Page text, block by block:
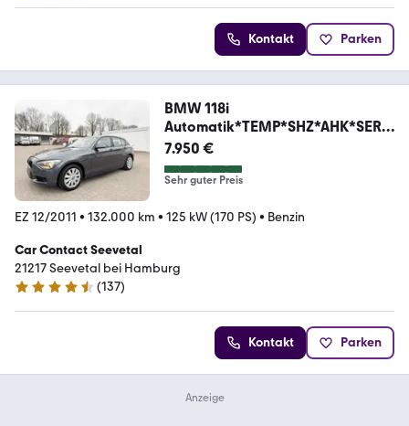
Kontakt Parken
BMW 118i
Automatik*TEMP*SHZ*AHK*SERV
ICE NEU*
7.950 €
Sehr guter Preis
EZ 12/2011 • 132.000 km • 125 kW (170 PS) • Benzin
Car Contact Seevetal
21217 Seevetal bei Hamburg
4.5 Sterne
(137)
Kontakt Parken